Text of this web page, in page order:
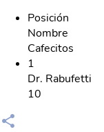
Posición
Nombre
Cafecitos
1
Dr. Rabufetti
10